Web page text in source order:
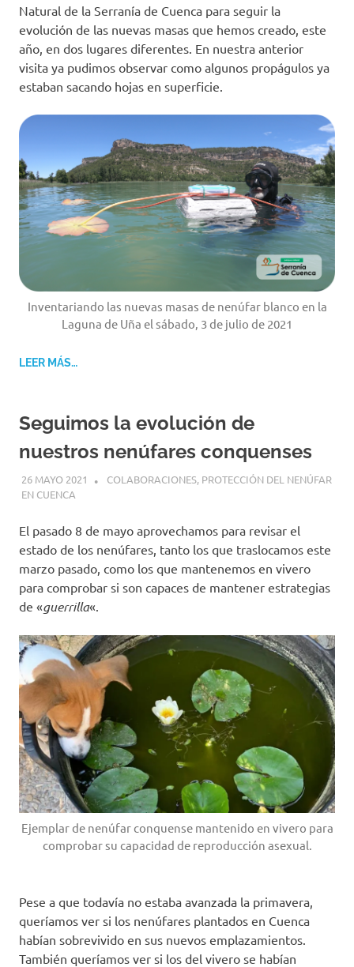
Natural de la Serranía de Cuenca para seguir la
evolución de las nuevas masas que hemos creado, este
año, en dos lugares diferentes. En nuestra anterior
visita ya pudimos observar como algunos propágulos ya
estaban sacando hojas en superficie.
Inventariando las nuevas masas de nenúfar blanco en la
Laguna de Uña el sábado, 3 de julio de 2021
LEER MÁS…
Seguimos la evolución de
nuestros nenúfares conquenses
26 MAYO 2021 GEMOSCLERA
COLABORACIONES, PROTECCIÓN DEL NENÚFAR
EN CUENCA
El pasado 8 de mayo aprovechamos para revisar el
estado de los nenúfares, tanto los que traslocamos este
marzo pasado, como los que mantenemos en vivero
para comprobar si son capaces de mantener estrategias
de «guerrilla«.
Ejemplar de nenúfar conquense mantenido en vivero para
comprobar su capacidad de reproducción asexual.
Pese a que todavía no estaba avanzada la primavera,
queríamos ver si los nenúfares plantados en Cuenca
habían sobrevivido en sus nuevos emplazamientos.
También queríamos ver si los del vivero se habían